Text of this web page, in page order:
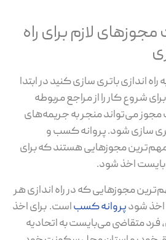
مجوزهای لازم برای راه
راه اندازی باتری سازی کنید در ابتدا
شروع کار را از مراجع مربوطه
می‌تواند منجر به جریمه‌های
سازی شود. پروانه کسب و
مهم‌ترین مجوزهایی هستند که برای
اخذ شود.
مجوزهایی که در راه اندازی هر
شودپروانه کسباست. برای اخذ
متقاضی می‌بایست به اتحادیه